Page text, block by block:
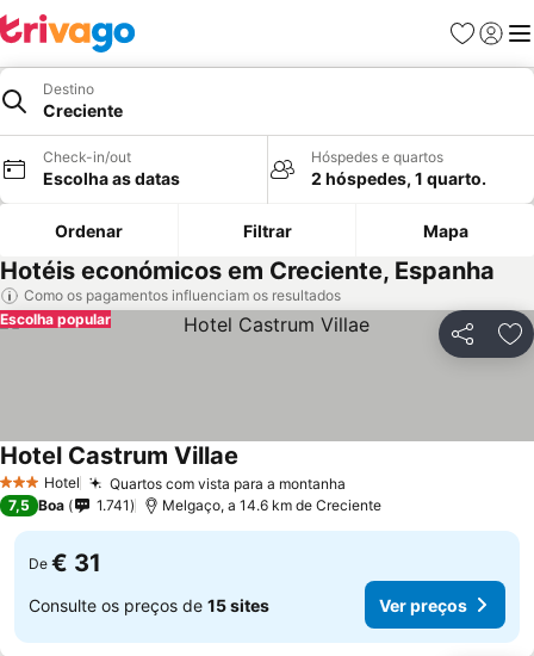
Favoritos
Iniciar
Destino
Creciente
Check-in/out
Escolha as datas
Hóspedes e quartos
2 hóspedes, 1 quarto.
Ordenar Filtrar Mapa
Hotéis económicos em Creciente, Espanha
Como os pagamentos influenciam os resultados
Partilhar
Escolha popular
3 EstrelasHotel Quartos com vista para a montanha
Hotel Castrum Villae
7,5 Boa 1.741 Melgaço, a 14.6 km de Creciente
De € 31
Consulte os preços de 15 sites Ver preços